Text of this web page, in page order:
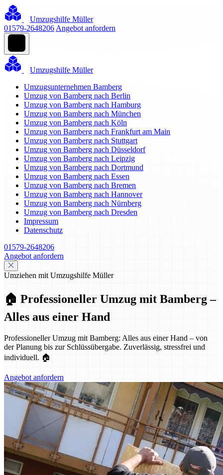
Umzugshilfe Müller
01579-2648206 Angebot anfordern
Umzugshilfe Müller
Umzugsunternehmen Bamberg
Umzug von Bamberg nach Berlin
Umzug von Bamberg nach Hamburg
Umzug von Bamberg nach München
Umzug von Bamberg nach Köln
Umzug von Bamberg nach Frankfurt am Main
Umzug von Bamberg nach Stuttgart
Umzug von Bamberg nach Düsseldorf
Umzug von Bamberg nach Leipzig
Umzug von Bamberg nach Dortmund
Umzug von Bamberg nach Essen
Umzug von Bamberg nach Bremen
Umzug von Bamberg nach Hannover
Umzug von Bamberg nach Nürnberg
Umzug von Bamberg nach Dresden
Impressum
Datenschutz
01579-2648206
Angebot anfordern
Umziehen mit Umzugshilfe Müller
🏠 Professioneller Umzug mit Bamberg –
Alles aus einer Hand
Professioneller Umzug mit Bamberg: Alles aus einer Hand – von
der Planung bis zur Schlüssübergabe. Zuverlässig, stressfrei und
individuell. 🏠
Angebot anfordern